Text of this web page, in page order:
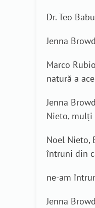
Dr. Teo
Jenna
Marco
natură a
Jenna
Nieto, mulți
Noel Nieto,
întruni din
ne-am
Jenna